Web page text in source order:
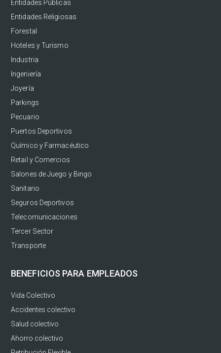
Entidades Públicas
Entidades Religiosas
Forestal
Hoteles y Turismo
Industria
Ingeniería
Joyería
Parkings
Pecuario
Puertos Deportivos
Químico y Farmacéutico
Retail y Comercios
Salones de Juego y Bingo
Sanitario
Seguros Deportivos
Telecomunicaciones
Tercer Sector
Transporte
BENEFICIOS PARA EMPLEADOS
Vida Colectivo
Accidentes colectivo
Salud colectivo
Ahorro colectivo